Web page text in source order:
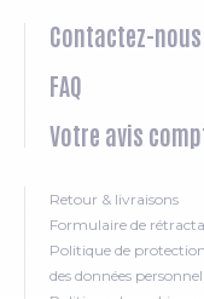
Contactez-nous
FAQ
Votre avis
Retour & livraisons
Formulaire de
Politique de protection
des données